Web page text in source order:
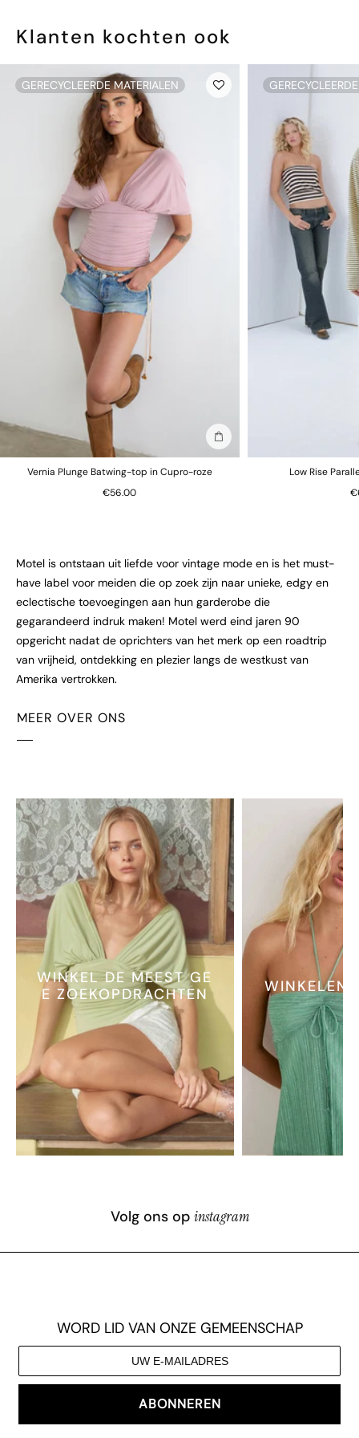
Klanten kochten ook
GERECYCLEERDE MATERIALEN
In winkelmand
Vernia Plunge Batwing-top in Cupro-roze
€56.00
Low Rise
Motel is ontstaan uit liefde voor vintage mode en is het must-
have label voor meiden die op zoek zijn naar unieke, edgy en
eclectische toevoegingen aan hun garderobe die
gegarandeerd indruk maken! Motel werd eind jaren 90
opgericht nadat de oprichters van het merk op een roadtrip
van vrijheid, ontdekking en plezier langs de westkust van
Amerika vertrokken.
MEER OVER ONS
WINKEL DE MEEST GE
E ZOEKOPDRACHTEN
WINKELEN
Volg ons op instagram
WORD LID VAN ONZE GEMEENSCHAP
ABONNEREN